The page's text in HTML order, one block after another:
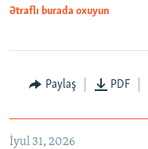
Ətraflı burada oxuyun
Paylaş PDF
İyul 31, 2026